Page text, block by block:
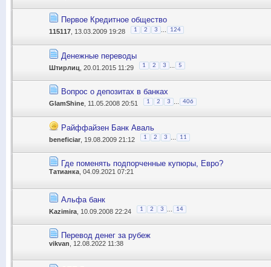
Первое Кредитное общество
115117 , 13.03.2009 19:28 1 2 3 124
Денежные переводы
Штирлиц , 20.01.2015 11:29 1 2 3 ... 5
Вопрос о депозитах в банках
GlamShine , 11.05.2008 20:51 1 2 3 406
Райффайзен Банк Аваль
beneficiar , 19.08.2009 21:12 1 2 3 11
Где поменять подпорченные купюры, Евро?
Татианка , 04.09.2021 07:21
Альфа банк
Kazimira , 10.09.2008 22:24 1 2 3 14
Перевод денег за рубеж
vikvan , 12.08.2022 11:38